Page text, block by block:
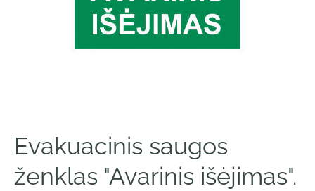
Evakuacinis saugos
ženklas "Avarinis išėjimas".